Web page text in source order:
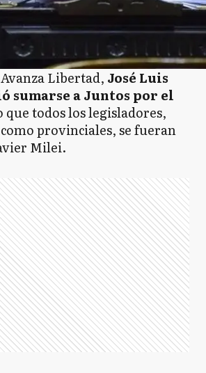
Libertad, José Luis
sumarse a Juntos por el
que todos los legisladores,
provinciales, se fueran
Milei.